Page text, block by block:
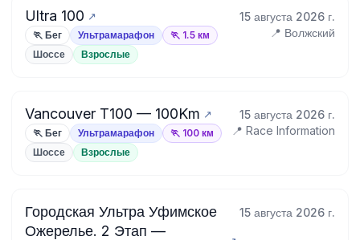
Ultra 100 15 августа 2026 г.
🏃 Бег Ультрамарафон 🏃 1.5 км 📍 Волжский
Шоссе Взрослые
Vancouver T100 — 100Km 15 августа 2026 г.
🏃 Бег Ультрамарафон 🏃 100 км 📍 Race Information
Шоссе Взрослые
Городская Ультра Уфимское
Ожерелье. 2 Этап —
15 августа 2026 г.